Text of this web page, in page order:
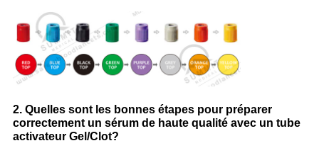
2. Quelles sont les bonnes étapes pour préparer
correctement un sérum de haute qualité avec un tube
activateur Gel/Clot?